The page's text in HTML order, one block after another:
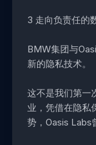
3 走向负责任的
BMW集团与
新的隐私技术。
这不是我们第一
业， 凭借在隐私
势， Oasis Labs